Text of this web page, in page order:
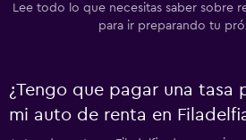
Lee todo lo que necesitas saber sobre
para ir preparando tu
¿Tengo que pagar una tasa
mi auto de renta en